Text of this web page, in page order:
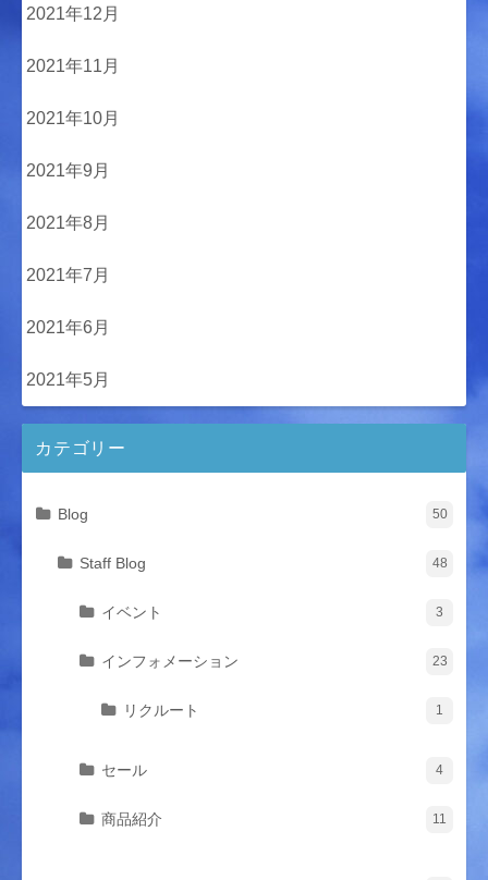
2021年12月
2021年11月
2021年10月
2021年9月
2021年8月
2021年7月
2021年6月
2021年5月
カテゴリー
Blog 50
Staff Blog 48
イベント 3
インフォメーション 23
リクルート 1
セール 4
商品紹介 11